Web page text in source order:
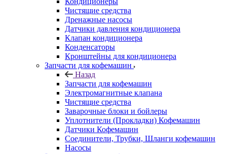
Чистящие средства
Дренажные насосы
Датчики давления кондиционера
Клапан кондиционера
Конденсаторы
Кронштейны для кондиционера
Запчасти для кофемашин
Назад
Запчасти для кофемашин
Электромагнитные клапана
Чистящие средства
Заварочные блоки и бойлеры
Уплотнители (Прокладки) Кофемашин
Датчики Кофемашин
Соединители, Трубки, Шланги кофемашин
Насосы